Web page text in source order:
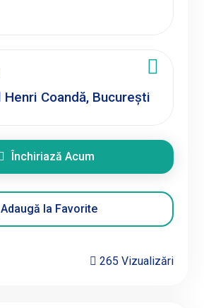
Închiriază Acum
Adaugă la Favorite
265 Vizualizări